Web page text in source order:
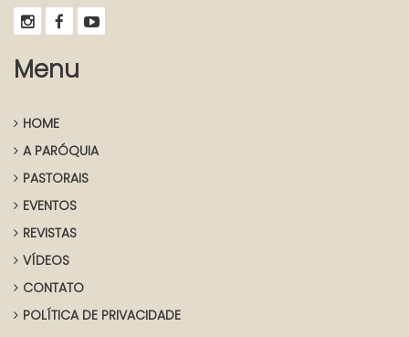
Menu
HOME
A PARÓQUIA
PASTORAIS
EVENTOS
REVISTAS
VÍDEOS
CONTATO
POLÍTICA DE PRIVACIDADE